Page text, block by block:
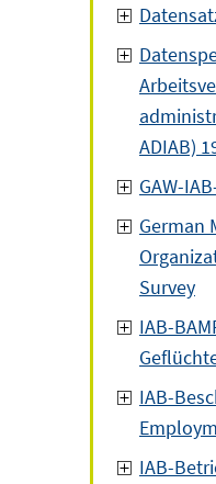
ADIAB)
GAW-
German
Survey
IAB-
IAB-
IAB-